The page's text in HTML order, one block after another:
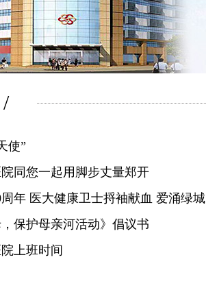
使”
同您一起用脚步丈量郑开
年 医大健康卫士捋袖献血 爱涌绿城
，保护母亲河活动》倡议书
上班时间